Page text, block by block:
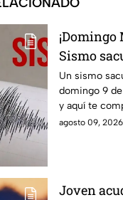
¡Domingo
Sismo
hoy 9 de
¿Cuál fue
Un sismo
domingo 9
y aquí te
reporte oficial
agosto 09,
Joven